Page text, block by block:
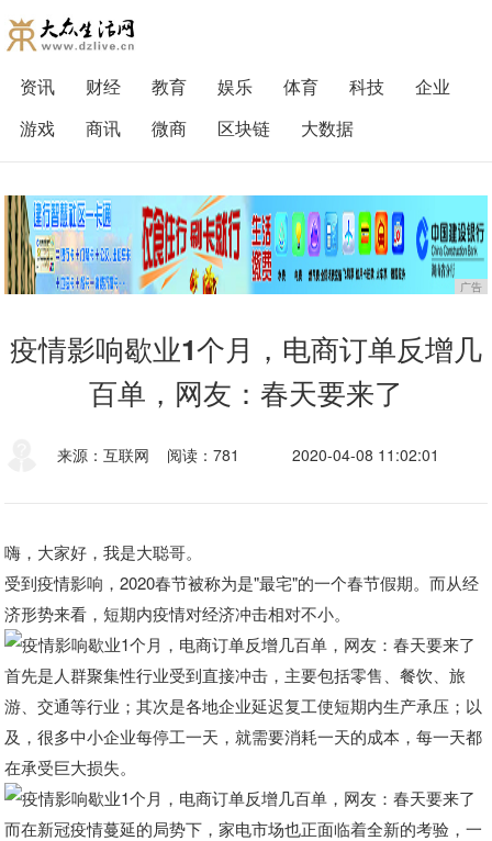
资讯 财经 教育 娱乐 体育 科技
企业
游戏
商讯 微商 区块链 大数据
广告
疫情影响歇业1个月，电商订单反增几
百单，网友：春天要来了
来源：互联网 阅读：781 2020-04-08 11:02:01
嗨，大家好，我是大聪哥。
受到疫情影响，2020春节被称为是"最宅"的一个春节假期。而从经
济形势来看，短期内疫情对经济冲击相对不小。
首先是人群聚集性行业受到直接冲击，主要包括零售、餐饮、旅
游、交通等行业；其次是各地企业延迟复工使短期内生产承压；以
及，很多中小企业每停工一天，就需要消耗一天的成本，每一天都
在承受巨大损失。
而在新冠疫情蔓延的局势下，家电市场也正面临着全新的考验，一